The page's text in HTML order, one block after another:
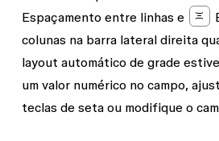
Espaçamento entre linhase
colunasna barra lateral direita
layout automático de grade
um valor numérico no campo,
teclas de seta ou modifique o